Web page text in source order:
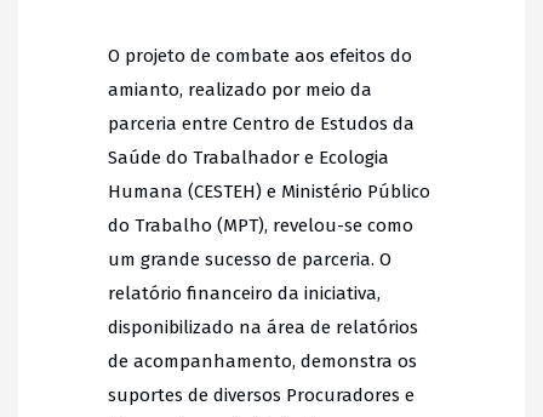
O projeto de combate aos efeitos do
amianto, realizado por meio da
parceria entre Centro de Estudos da
Saúde do Trabalhador e Ecologia
Humana (CESTEH) e Ministério Público
do Trabalho (MPT), revelou-se como
um grande sucesso de parceria. O
relatório financeiro da iniciativa,
disponibilizado na área de relatórios
de acompanhamento, demonstra os
suportes de diversos Procuradores e